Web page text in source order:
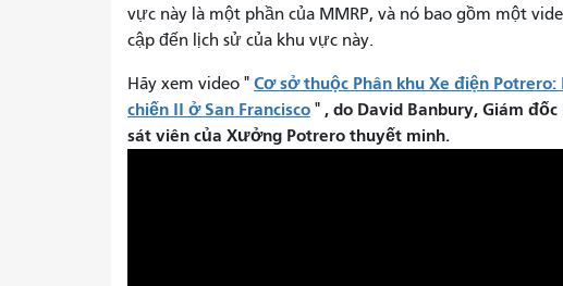
vực này là một phần của MMRP, và nó bao gồm một
cập đến lịch sử của khu vực này.
Hãy xem video " Cơ sở thuộc Phân khu Xe điện
chiến II ở San Francisco " , do David Banbury, Giám
sát viên của Xưởng Potrero thuyết minh.